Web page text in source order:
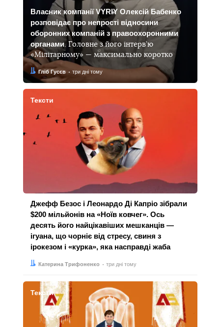
Власник компанії VYRIY Олексій Бабенко
розповідає про непрості відносини
оборонних компаній з правоохоронними
органами. Головне з його інтерв’ю
«Мілітарному» — максимально коротко
Автор:
Гліб Гусєв
Дата: три дні тому
Тексти
Джефф Безос і Леонардо Ді Капріо зібрали
$200 мільйонів на «Ноїв ковчег». Ось
десять його найцікавіших мешканців —
ігуана, що чорніє від стресу, свиня з
ірокезом і «курка», яка насправді жаба
Автор:
Катерина Трифоненко
Дата: три дні тому
Тексти